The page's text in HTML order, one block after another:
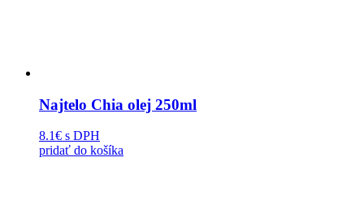
Najtelo Chia olej 250ml
8.1€ s DPH
pridať do košíka